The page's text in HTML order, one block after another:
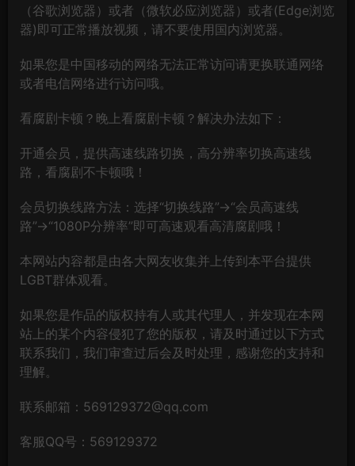
（谷歌浏览器）或者（微软必应浏览器）或者(Edge浏览
器)即可正常播放视频，请不要使用国内浏览器。
如果您是中国移动的网络无法正常访问请更换联通网络
或者电信网络进行访问哦。
看腐剧卡顿？晚上看腐剧卡顿？解决办法如下：
开通会员，提供高速线路切换，高分辨率切换高速线
路，看腐剧不卡顿哦！
会员切换线路方法：选择“切换线路”→“会员高速线
路”→“1080P分辨率”即可高速观看高清腐剧哦！
本网站内容都是由各大网友收集并上传到本平台提供
LGBT群体观看。
如果您是作品的版权持有人或其代理人，并发现在本网
站上的某个内容侵犯了您的版权，请及时通过以下方式
联系我们，我们审查过后会及时处理，感谢您的支持和
理解。
联系邮箱：569129372@qq.com
客服QQ号：569129372